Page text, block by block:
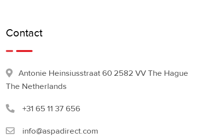
Contact
Antonie Heinsiusstraat 60 2582 VV The Hague
The Netherlands
+31 65 11 37 656
info@aspadirect.com